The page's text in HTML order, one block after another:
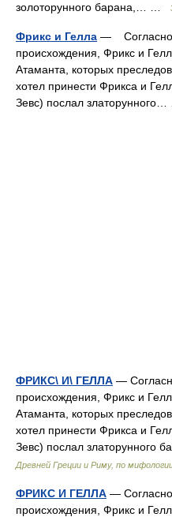
золоторунного барана,… …
Фрикс и Гелла — Согласно
происхождения, Фрикс и
Атаманта, которых
хотел принести Фрикса и
Зевс) послал
ФРИКС\ И\ ГЕЛЛА —
происхождения, Фрикс и
Атаманта, которых
хотел принести Фрикса и
Зевс) послал златорунного
Древней Греции и Риму, по
ФРИКС И ГЕЛЛА — Согласно
происхождения, Фрикс и